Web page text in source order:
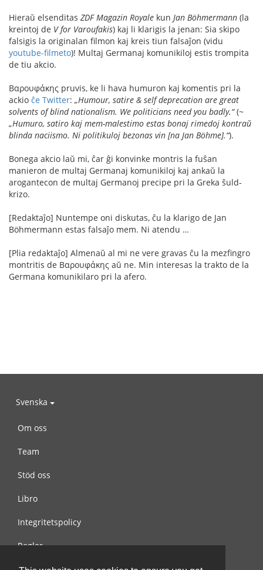
Hieraŭ elsenditas ZDF Magazin Royale kun Jan Böhmermann (la
kreintoj de V for Varoufakis) kaj li klarigis la jenan: Sia skipo
falsigis la originalan filmon kaj kreis tiun falsaĵon (vidu
youtube-filmeto)! Multaj Germanaj komunikiloj estis trompita
de tiu akcio.
Βαρουφάκης pruvis, ke li hava humuron kaj komentis pri la
ackio ĉe Twitter: „Humour, satire & self deprecation are great
solvents of blind nationalism. We politicians need you badly.“(~
„Humuro, satiro kaj mem-malestimo estas bonaj rimedoj kontraŭ
blinda naciismo. Ni politikuloj bezonas vin [na Jan Böhme].“).
Bonega akcio laŭ mi, ĉar ĝi konvinke montris la fuŝan
manieron de multaj Germanaj komunikiloj kaj ankaŭ la
arogantecon de multaj Germanoj precipe pri la Greka ŝuld-
krizo.
[Redaktaĵo] Nuntempe oni diskutas, ĉu la klarigo de Jan
Böhmermann estas falsaĵo mem. Ni atendu …
[Plia redaktaĵo] Almenaŭ al mi ne vere gravas ĉu la mezfingro
montritis de Βαρουφάκης aŭ ne. Min interesas la trakto de la
Germana komunikilaro pri la afero.
Svenska
Om oss
Team
Stöd oss
Libro
Integritetspolicy
Regler